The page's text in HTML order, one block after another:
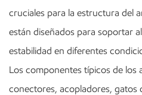
cruciales para la estructura del
están diseñados para soportar
estabilidad en diferentes
Los componentes típicos de los
conectores, acopladores, gatos